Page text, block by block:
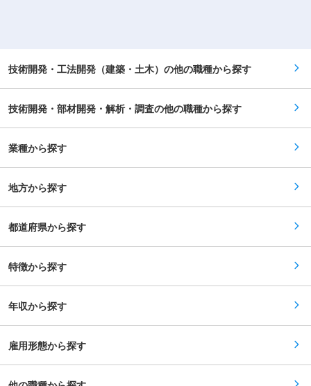
https://www.obayashi.co.jp/news/detail/news20191001_1.html
ご経験に応じて、月火星開発（構造物、建材、施
工、資源エネルギー、農業など）をお任せいたし
（レゴリス）を原料として、道路の舗装材や隕石
います。 （1） 運搬路の舗装材料 （2） 月面着陸
機の発着場の舗装材料 （3） 居住施設の隕石防護
層 ■組織構成（宇宙領域のメンバー） 現在部長
で構成をされています。 ■当社のミッション 宇
めた領域へ拡大していくこと。 もう一つは、宇宙
開発を通じて得られた技術を、地上でのものづく
りに活かしていくこと。宇宙と地上、両方の視点
す。 こうしたビジョンのもと、大林組は3つのテ
宙へ行く」「宇宙に住む」「宇宙を使う」です。
変更の範囲：会社の定める業務
技術開発・工法開発（建築・土木）の他の職種から探す
技術開発・部材開発・解析・調査の他の職種から探す
業種から探す
地方から探す
都道府県から探す
特徴から探す
年収から探す
雇用形態から探す